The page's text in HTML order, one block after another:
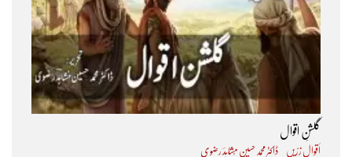
گلشنِ اقوال
اَقوال زرّیں ڈاکٹر محمد حسین مُشاہدؔ رضوی